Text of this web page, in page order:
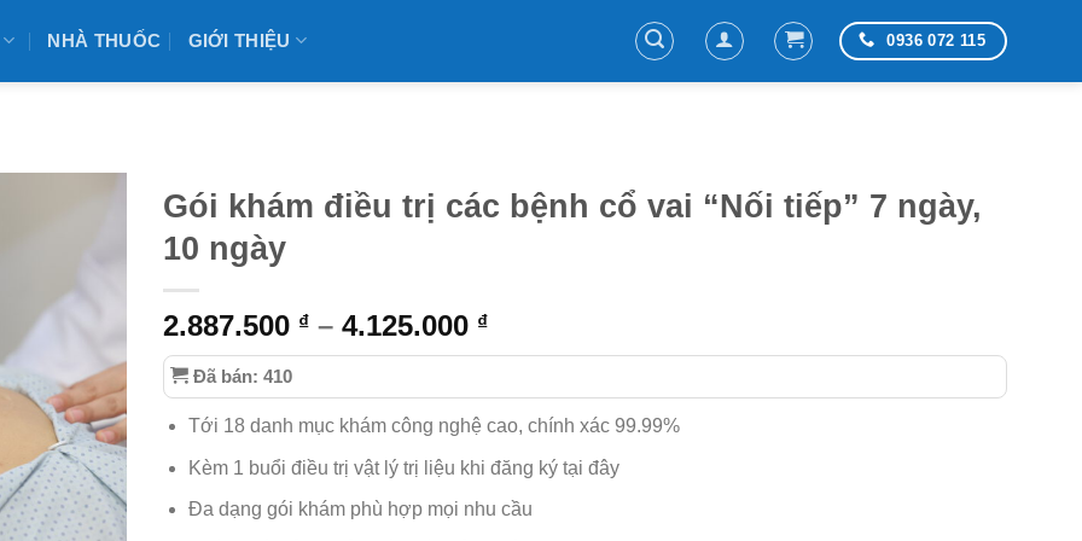
NHÀ THUỐC GIỚI THIỆU 0936 072 115
Gói khám điều trị các bệnh cổ vai “Nối tiếp” 7 ngày,
10 ngày
2.887.500 ₫ – 4.125.000 ₫Khoảng
giá:
2.887.500 ₫
đến
4.125.000 ₫
Đã bán: 410
Tới 18 danh mục khám công nghệ cao, chính xác 99.99%
Kèm 1 buổi điều trị vật lý trị liệu khi đăng ký tại đây
Đa dạng gói khám phù hợp mọi nhu cầu